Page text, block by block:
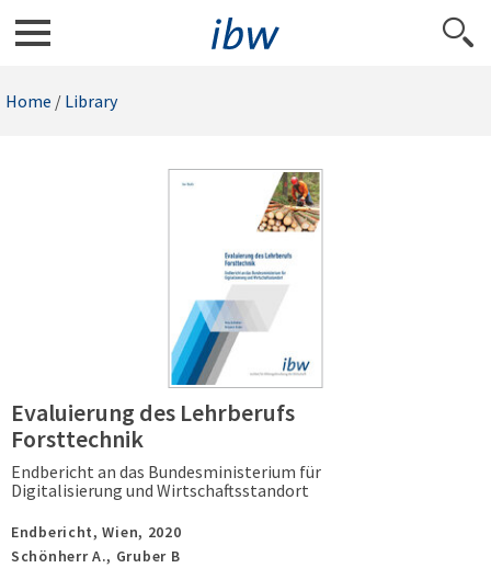
Home / Library
Evaluierung des Lehrberufs
Forsttechnik
Endbericht an das Bundesministerium für
Digitalisierung und Wirtschaftsstandort
Endbericht,Wien, 2020
Schönherr A., Gruber B